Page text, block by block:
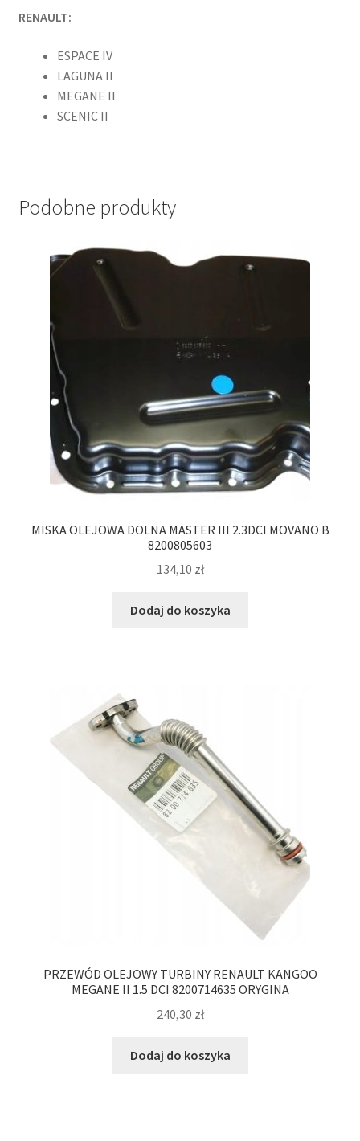
RENAULT:
ESPACE IV
LAGUNA II
MEGANE II
SCENIC II
Podobne produkty
MISKA OLEJOWA DOLNA MASTER III 2.3DCI MOVANO B
8200805603
134,10 zł
Dodaj do koszyka
PRZEWÓD OLEJOWY TURBINY RENAULT KANGOO
MEGANE II 1.5 DCI 8200714635 ORYGINA
240,30 zł
Dodaj do koszyka